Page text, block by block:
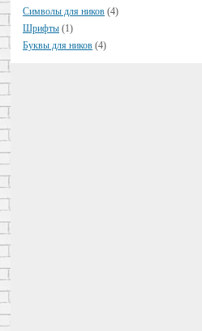
Символы для ников (4)
Шрифты (1)
Буквы для ников (4)